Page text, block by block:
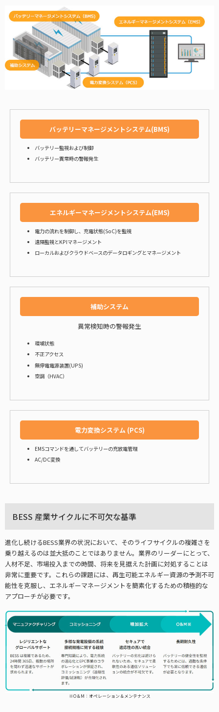
バッテリーマネージメントシステム(BMS)
バッテリー監視および制御
バッテリー異常時の警報発生
エネルギーマネージメントシステム(EMS)
電力の流れを制御し、充電状態(SoC)を監視
遠隔監視とKPIマネージメント
ローカルおよびクラウドベースのデータロギングとマネージメント
補助システム
異常検知時の警報発生
環境状態
不正アクセス
無停電電源装置(UPS)
空調（HVAC）
電力変換システム (PCS)
EMSコマンドを通してバッテリーの充放電管理
AC/DC変換
BESS 産業サイクルに不可欠な基準
進化し続けるBESS業界の状況において、そのライフサイクルの複雑さを
乗り越えるのは並大抵のことではありません。業界のリーダーにとって、
人材不足、市場投入までの時間、将来を見据えた計画に対処することは
非常に重要です。これらの課題には、再生可能エネルギー資源の予測不可
能性を克服し、エネルギーマネージメントを簡素化するための積極的な
アプローチが必要です。
※O＆M：オペレーション＆メンテナンス